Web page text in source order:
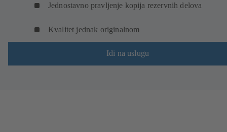
Jednostavno pravljenje kopija rezervnih delova
Kvalitet jednak originalnom
Idi na uslugu